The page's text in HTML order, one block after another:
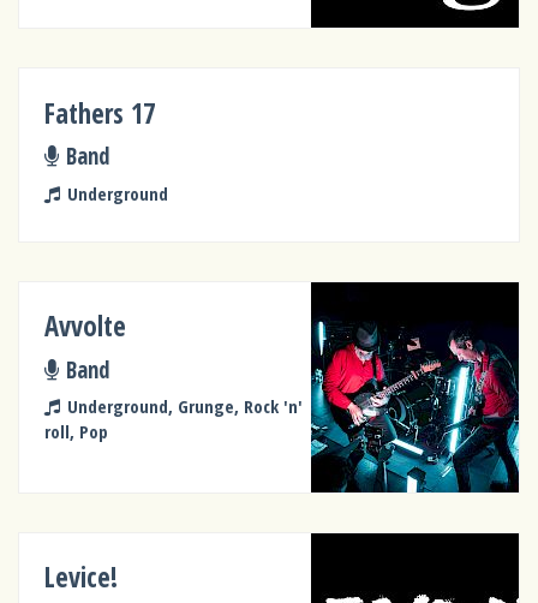
Fathers 17
Band
Underground
Avvolte
Band
Underground, Grunge, Rock 'n'
roll, Pop
Levice!